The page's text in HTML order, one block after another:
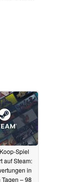
Spiel
auf Steam:
in
– 98